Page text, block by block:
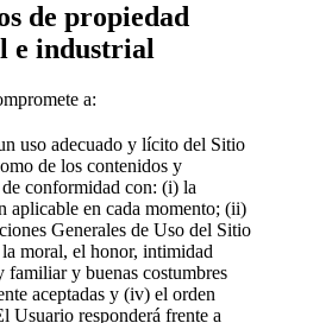
de propiedad
e industrial
a:
uso adecuado y lícito del Sitio
de los contenidos y
conformidad con: (i) la
aplicable en cada momento; (ii)
Generales de Uso del Sitio
moral, el honor, intimidad
familiar y buenas costumbres
aceptadas y (iv) el orden
Usuario responderá frente a